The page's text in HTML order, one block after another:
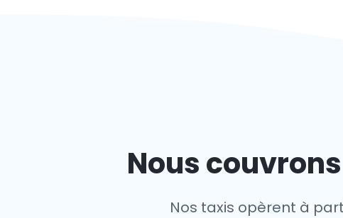
Nous
Nos taxis opèrent à